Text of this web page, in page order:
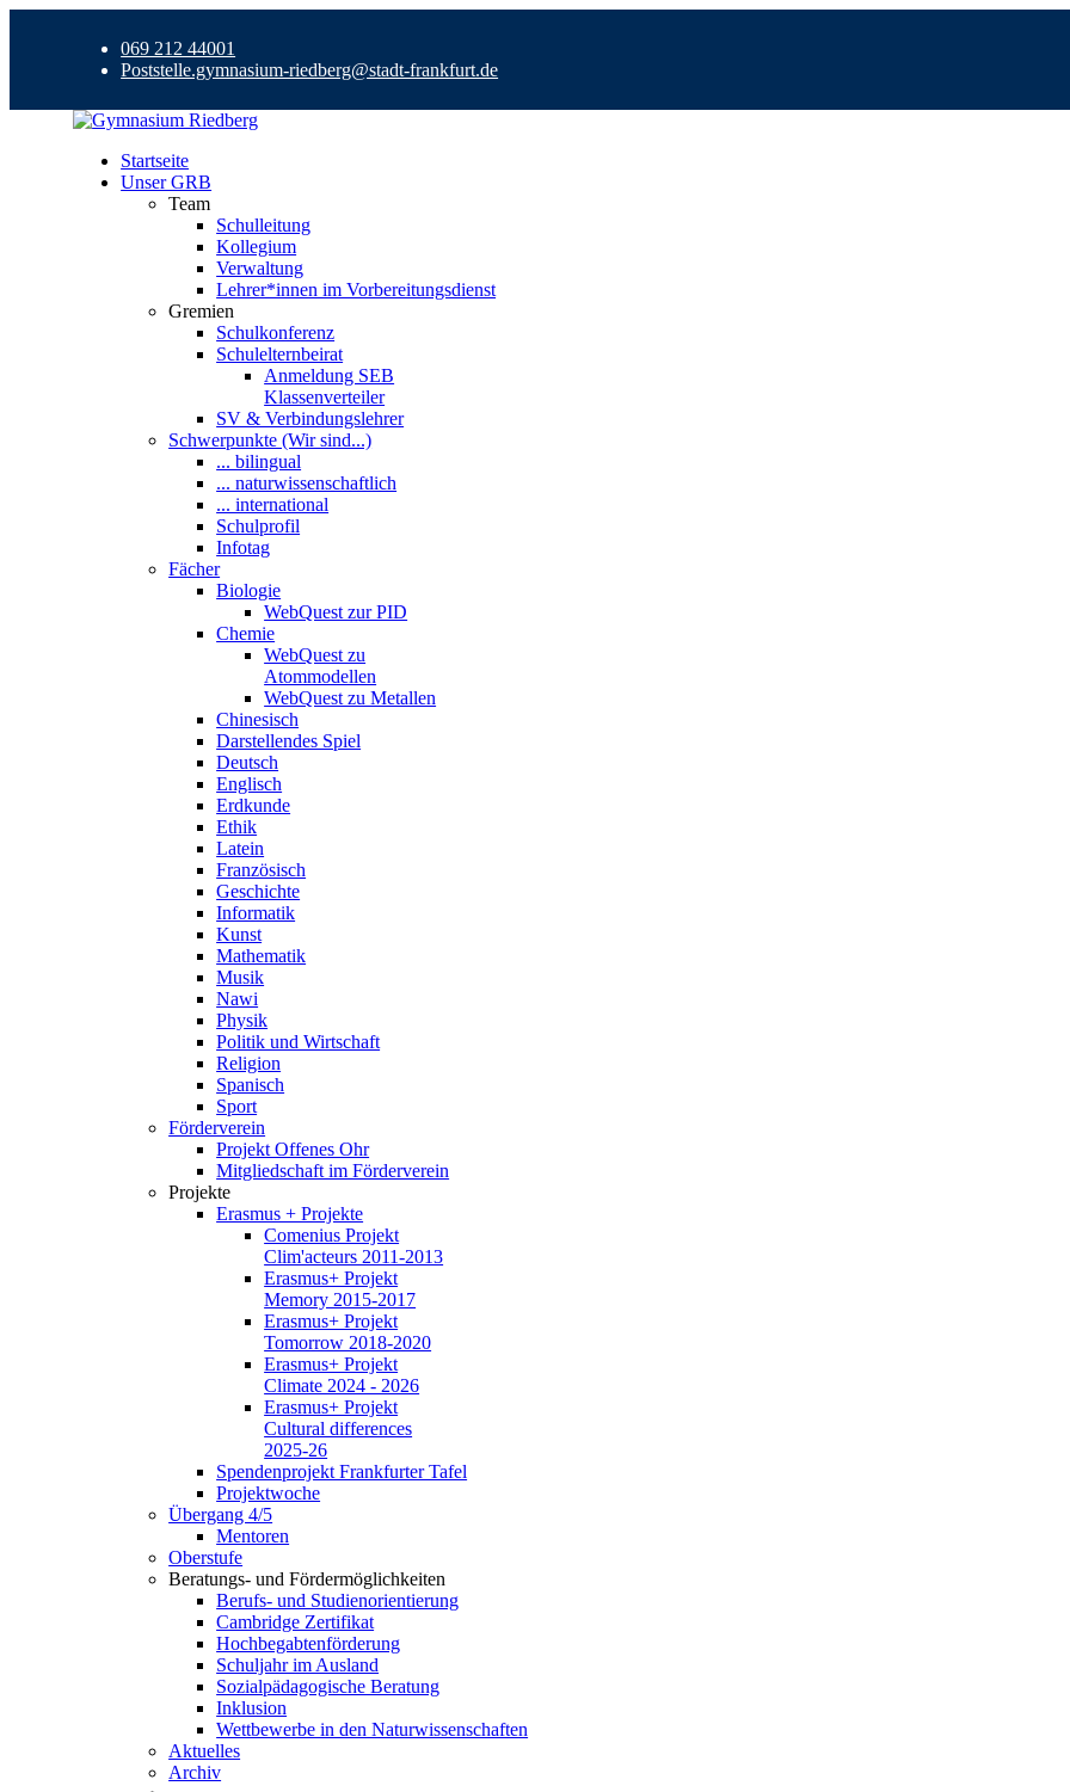
069 212 44001
Poststelle.gymnasium-riedberg@stadt-frankfurt.de
Startseite
Unser GRB
Team
Schulleitung
Kollegium
Verwaltung
Lehrer*innen im Vorbereitungsdienst
Gremien
Schulkonferenz
Schulelternbeirat
Anmeldung SEB
Klassenverteiler
SV & Verbindungslehrer
Schwerpunkte (Wir sind...)
... bilingual
... naturwissenschaftlich
... international
Schulprofil
Infotag
Fächer
Biologie
WebQuest zur PID
Chemie
WebQuest zu
Atommodellen
WebQuest zu Metallen
Chinesisch
Darstellendes Spiel
Deutsch
Englisch
Erdkunde
Ethik
Latein
Französisch
Geschichte
Informatik
Kunst
Mathematik
Musik
Nawi
Physik
Politik und Wirtschaft
Religion
Spanisch
Sport
Förderverein
Projekt Offenes Ohr
Mitgliedschaft im Förderverein
Projekte
Erasmus + Projekte
Comenius Projekt
Clim'acteurs 2011-2013
Erasmus+ Projekt
Memory 2015-2017
Erasmus+ Projekt
Tomorrow 2018-2020
Erasmus+ Projekt
Climate 2024 - 2026
Erasmus+ Projekt
Cultural differences
2025-26
Spendenprojekt Frankfurter Tafel
Projektwoche
Übergang 4/5
Mentoren
Oberstufe
Beratungs- und Fördermöglichkeiten
Berufs- und Studienorientierung
Cambridge Zertifikat
Hochbegabtenförderung
Schuljahr im Ausland
Sozialpädagogische Beratung
Inklusion
Wettbewerbe in den Naturwissenschaften
Aktuelles
Archiv